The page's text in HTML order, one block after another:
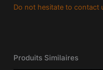
Do not hesitate to contact
Produits Similaires